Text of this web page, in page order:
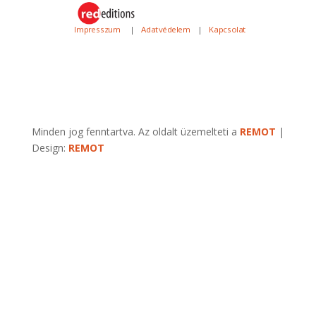
Impresszum | Adatvédelem | Kapcsolat
Minden jog fenntartva. Az oldalt üzemelteti a REMOT |
Design: REMOT